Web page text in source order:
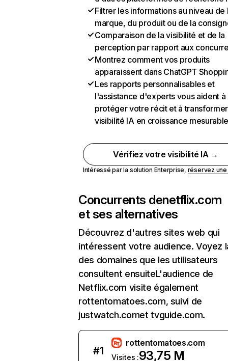
Filtrer les informations au niveau de
marque, du produit ou de la
Comparaison de la visibilité et de la
perception par rapport aux
Montrez comment vos produits
apparaissent dans ChatGPT
Les rapports personnalisables et
l'assistance d'experts vous aident à
protéger votre récit et à
visibilité IA en croissance
Vérifiez votre visibilité IA →
Intéressé par la solution Enterprise, réservez
Concurrents denetflix.com
et ses alternatives
Découvrez d'autres sites web qui
intéressent votre audience. Voyez
des domaines que les utilisateurs
consultent ensuiteL'audience de
Netflix.com visite également
rottentomatoes.com, suivi de
justwatch.comet tvguide.com.
#1
rottentomatoes.com
Visites :93,75 M